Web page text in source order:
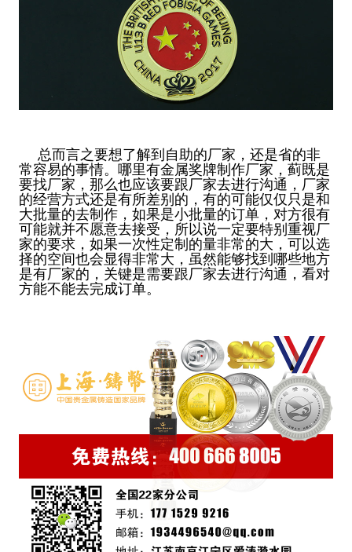
总而言之要想了解到自助的厂家，还是省的非
常容易的事情。哪里有金属奖牌制作厂家，蓟既是
要找厂家，那么也应该要跟厂家去进行沟通，厂家
的经营方式还是有所差别的，有的可能仅仅只是和
大批量的去制作，如果是小批量的订单，对方很有
可能就并不愿意去接受，所以说一定要特别重视厂
家的要求，如果一次性定制的量非常的大，可以选
择的空间也会显得非常大，虽然能够找到哪些地方
是有厂家的，关键是需要跟厂家去进行沟通，看对
方能不能去完成订单。